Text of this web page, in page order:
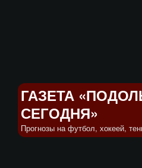
ГАЗЕТА
СЕГОДНЯ»
Прогнозы на футбол, хокеей,